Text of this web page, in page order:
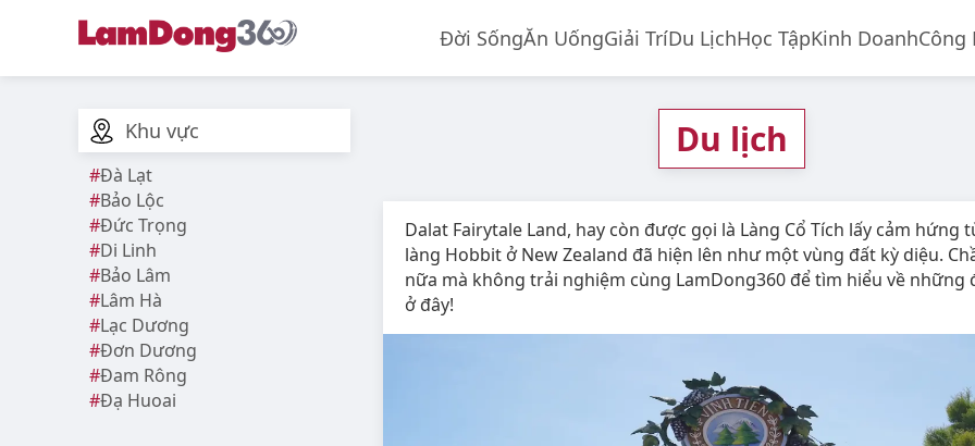
Đời SốngĂn UốngGiải TríDu LịchHọc TậpKinh DoanhCông
Khu vực
Đà Lạt
Bảo Lộc
Đức Trọng
Di Linh
Bảo Lâm
Lâm Hà
Lạc Dương
Đơn Dương
Đam Rông
Đạ Huoai
Du lịch
Dalat Fairytale Land, hay còn được gọi là Làng Cổ Tích lấy cảm hứng
làng Hobbit ở New Zealand đã hiện lên như một vùng đất kỳ diệu.
nữa mà không trải nghiệm cùng LamDong360 để tìm hiểu về những
ở đây!